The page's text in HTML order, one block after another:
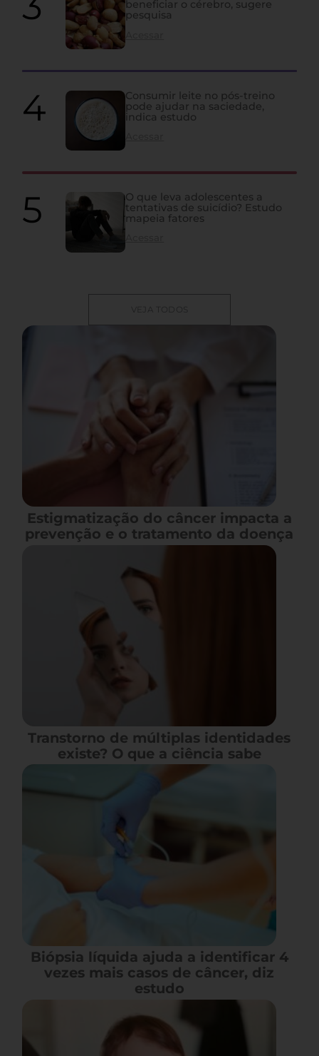
beneficiar o cérebro, sugere
pesquisa
Consumir leite no pós-treino
pode ajudar na saciedade,
indica estudo
O que leva adolescentes a
tentativas de suicídio? Estudo
mapeia fatores
VEJA TODOS
Estigmatização do câncer impacta a
prevenção e o tratamento da doença
Transtorno de múltiplas identidades
existe? O que a ciência sabe
Biópsia líquida ajuda a identificar 4
vezes mais casos de câncer, diz
estudo